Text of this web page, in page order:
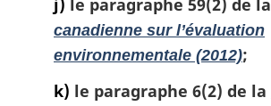
j) le paragraphe 59(2) de la
canadienne sur l’évaluation
environnementale (2012);
k) le paragraphe 6(2) de la